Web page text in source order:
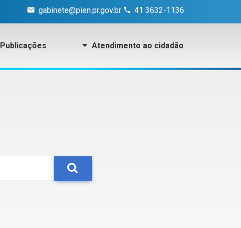
gabinete@pien.pr.gov.br 41 3632-1136
Publicações Atendimento ao cidadão